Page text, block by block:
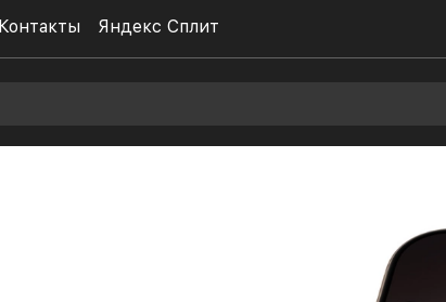
Контакты Яндекс Сплит